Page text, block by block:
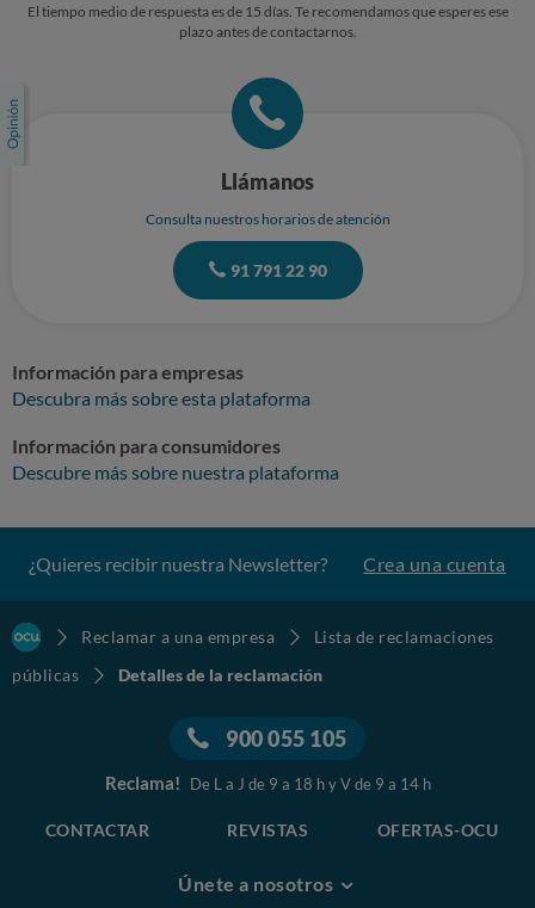
El tiempo medio de respuesta es de 15 días. Te recomendamos que esperes ese
plazo antes de contactarnos.
Llámanos
Consulta nuestros horarios de atención
91 791 22 90
Información para empresas
Descubra más sobre esta plataforma
Información para consumidores
Descubre más sobre nuestra plataforma
¿Quieres recibir nuestra Newsletter? Crea una cuenta
Reclamar a una empresa
Lista de reclamaciones
públicas
Detalles de la reclamación
900 055 105
Reclama! De L a J de 9 a 18 h y V de 9 a 14 h
CONTACTAR REVISTAS OFERTAS-OCU
Únete a nosotros